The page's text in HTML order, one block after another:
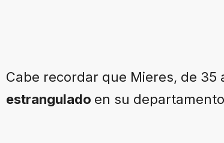
Cabe recordar que Mieres, de 35
estrangulado en su